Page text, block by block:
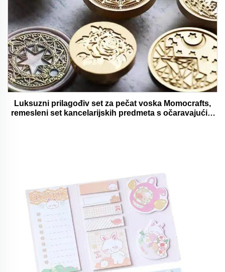
Luksuzni prilagođiv set za pečat voska Momocrafts,
remesleni set kancelarijskih predmeta s očaravajućim